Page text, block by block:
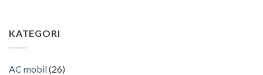
KATEGORI
AC mobil(26)